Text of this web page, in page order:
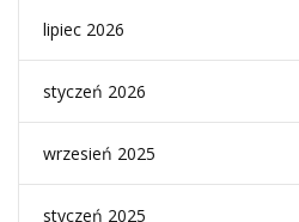
lipiec 2026
styczeń 2026
wrzesień 2025
styczeń 2025